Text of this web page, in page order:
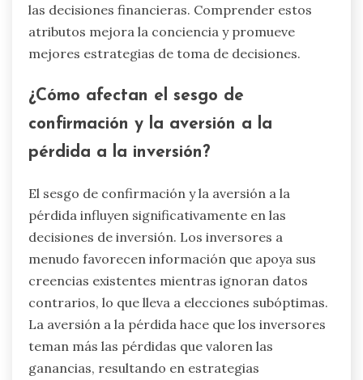
las decisiones financieras. Comprender estos
atributos mejora la conciencia y promueve
mejores estrategias de toma de decisiones.
¿Cómo afectan el sesgo de
confirmación y la aversión a la
pérdida a la inversión?
El sesgo de confirmación y la aversión a la
pérdida influyen significativamente en las
decisiones de inversión. Los inversores a
menudo favorecen información que apoya sus
creencias existentes mientras ignoran datos
contrarios, lo que lleva a elecciones subóptimas.
La aversión a la pérdida hace que los inversores
teman más las pérdidas que valoren las
ganancias, resultando en estrategias